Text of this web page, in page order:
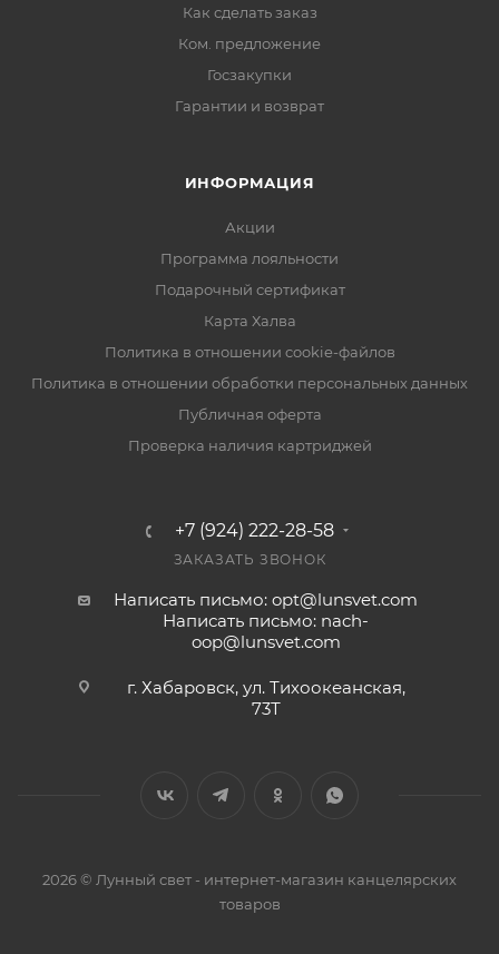
Как сделать заказ
Ком. предложение
Госзакупки
Гарантии и возврат
ИНФОРМАЦИЯ
Акции
Программа лояльности
Подарочный сертификат
Карта Халва
Политика в отношении cookie-файлов
Политика в отношении обработки персональных данных
Публичная оферта
Проверка наличия картриджей
+7 (924) 222-28-58
ЗАКАЗАТЬ ЗВОНОК
Написать письмо: opt@lunsvet.com
Написать письмо: nach-
oop@lunsvet.com
г. Хабаровск, ул. Тихоокеанская,
73Т
2026 © Лунный свет - интернет-магазин канцелярских
товаров